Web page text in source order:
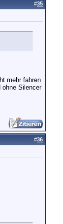
#35
mehr fahren
Silencer
#36